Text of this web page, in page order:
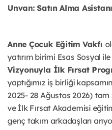
Unvan: Satın Alma Asistanı
Anne Çocuk Eğitim Vakfı
yatırım birimi Esas Sosyal
Vizyonuyla İlk Fırsat
yaptığımız iş birliği
2025- 28 Ağustos 2026)
ve İlk Fırsat Akademisi
genç takım arkadaşları